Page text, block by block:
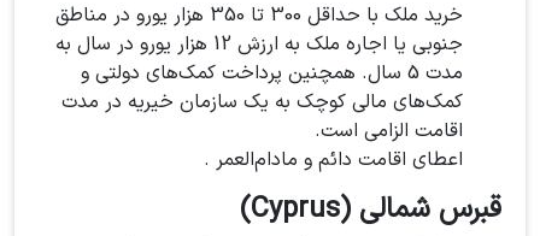
خرید ملک با حداقل 300 تا 350 هزار یورو در مناطق
جنوبی یا اجاره ملک به ارزش 12 هزار یورو در سال به
مدت 5 سال. همچنین پرداخت کمک‌های دولتی و
کمک‌های مالی کوچک به یک سازمان خیریه در مدت
اقامت الزامی است.
اعطای اقامت دائم و مادام‌العمر .
قبرس شمالی (Cyprus)